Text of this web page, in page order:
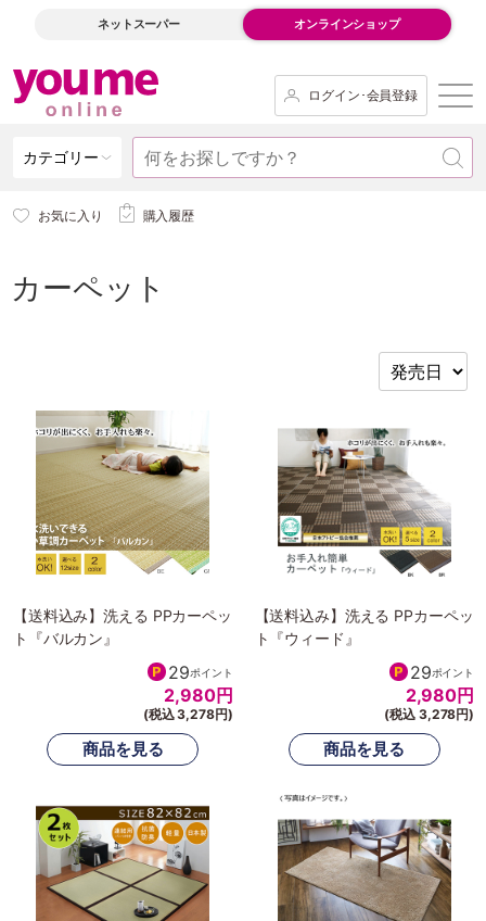
ネットスーパー オンラインショップ
ログイン･会員登録
カテゴリー
お気に入り 購入履歴
カーペット
【送料込み】洗える PPカーペッ
ト『バルカン』
29ポイント
2,980円
(税込 3,278円)
【送料込み】洗える PPカーペッ
ト『ウィード』
29ポイント
2,980円
(税込 3,278円)